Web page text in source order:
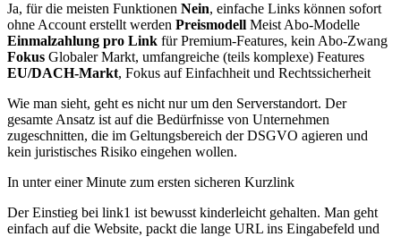
Ja, für die meisten Funktionen Nein, einfache Links können sofort
ohne Account erstellt werden Preismodell Meist Abo-Modelle
Einmalzahlung pro Link für Premium-Features, kein Abo-Zwang
Fokus Globaler Markt, umfangreiche (teils komplexe) Features
EU/DACH-Markt, Fokus auf Einfachheit und Rechtssicherheit
Wie man sieht, geht es nicht nur um den Serverstandort. Der
gesamte Ansatz ist auf die Bedürfnisse von Unternehmen
zugeschnitten, die im Geltungsbereich der DSGVO agieren und
kein juristisches Risiko eingehen wollen.
In unter einer Minute zum ersten sicheren Kurzlink
Der Einstieg bei link1 ist bewusst kinderleicht gehalten. Man geht
einfach auf die Website, packt die lange URL ins Eingabefeld und